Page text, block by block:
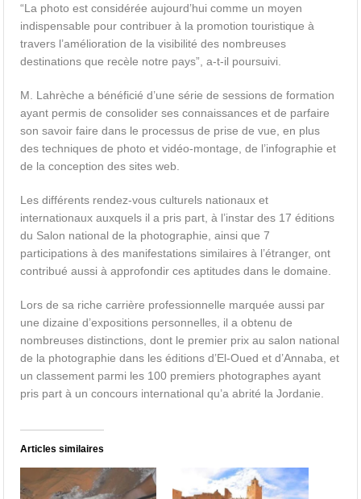
“La photo est considérée aujourd’hui comme un moyen
indispensable pour contribuer à la promotion touristique à
travers l’amélioration de la visibilité des nombreuses
destinations que recèle notre pays”, a-t-il poursuivi.
M. Lahrèche a bénéficié d’une série de sessions de formation
ayant permis de consolider ses connaissances et de parfaire
son savoir faire dans le processus de prise de vue, en plus
des techniques de photo et vidéo-montage, de l’infographie et
de la conception des sites web.
Les différents rendez-vous culturels nationaux et
internationaux auxquels il a pris part, à l’instar des 17 éditions
du Salon national de la photographie, ainsi que 7
participations à des manifestations similaires à l’étranger, ont
contribué aussi à approfondir ces aptitudes dans le domaine.
Lors de sa riche carrière professionnelle marquée aussi par
une dizaine d’expositions personnelles, il a obtenu de
nombreuses distinctions, dont le premier prix au salon national
de la photographie dans les éditions d’El-Oued et d’Annaba, et
un classement parmi les 100 premiers photographes ayant
pris part à un concours international qu’a abrité la Jordanie.
Articles similaires